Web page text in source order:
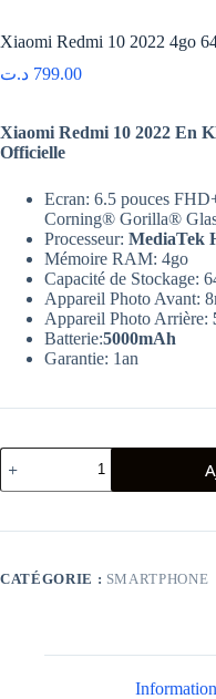
Xiaomi Redmi 10 2022 4go
799.00 د.ت
Xiaomi Redmi 10 2022 En
Officielle
Ecran: 6.5 pouces
Corning® Gorilla®
Processeur: MediaTek
Mémoire RAM: 4go
Capacité de Stockage:
Appareil Photo Avant:
Appareil Photo Arrière:
Batterie:5000mAh
Garantie: 1an
quantité
de
Xiaomi
10
64go
CATÉGORIE : SMARTPHONE